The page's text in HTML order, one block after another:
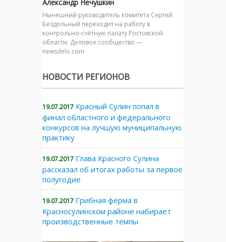
Александр Нечушкин
Нынешний руководитель комитета Сергей
Бездольный переходит на работу в
контрольно-счётную палату Ростовской
области. Деловое сообщество —
newsdelo.com
НОВОСТИ РЕГИОНОВ
19.07.2017 Красный Сулин попал в
финал областного и федерального
конкурсов на лучшую муниципальную
практику
19.07.2017 Глава Красного Сулина
рассказал об итогах работы за первое
полугодие
19.07.2017 Грибная ферма в
Красносулинском районе набирает
производственные темпы